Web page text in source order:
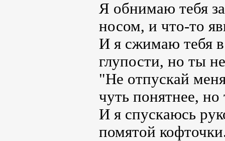
Я обнимаю тебя
носом, и что-то
И я сжимаю тебя
глупости, но ты
"Не отпускай
чуть понятнее,
И я спускаюсь
помятой